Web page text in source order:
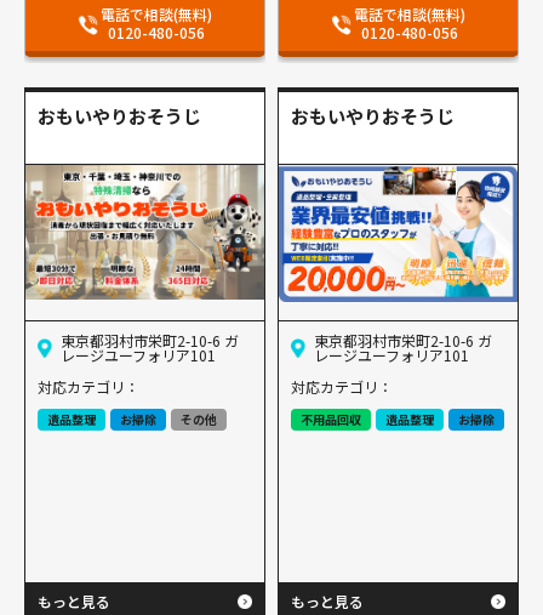
電話で相談(無料)
0120-480-056
電話で相談(無料)
0120-480-056
おもいやりおそうじ
東京都羽村市栄町2-10-6 ガ
レージユーフォリア101
対応カテゴリ：
遺品整理 お掃除 その他
もっと見る
おもいやりおそうじ
東京都羽村市栄町2-10-6 ガ
レージユーフォリア101
対応カテゴリ：
不用品回収 遺品整理 お掃除
もっと見る